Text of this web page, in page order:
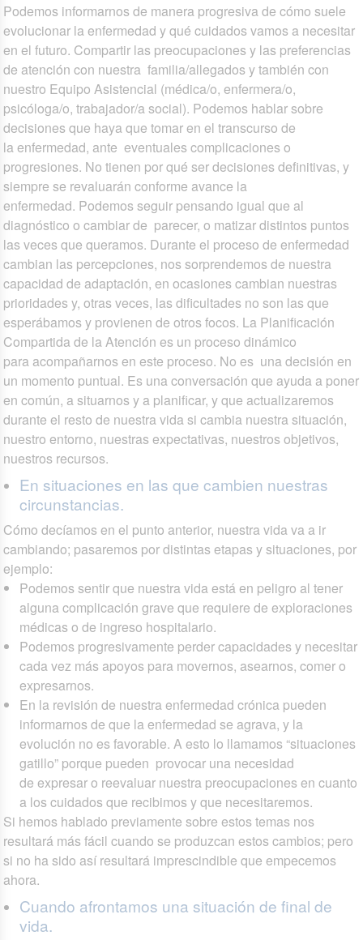
Podemos informarnos de manera progresiva de cómo suele
evolucionar la enfermedad y qué cuidados vamos a necesitar
en el futuro. Compartir las preocupaciones y las preferencias
de atención con nuestra familia/allegados y también con
nuestro Equipo Asistencial (médica/o, enfermera/o,
psicóloga/o, trabajador/a social). Podemos hablar sobre
decisiones que haya que tomar en el transcurso de
la enfermedad, ante eventuales complicaciones o
progresiones. No tienen por qué ser decisiones definitivas, y
siempre se revaluarán conforme avance la
enfermedad. Podemos seguir pensando igual que al
diagnóstico o cambiar de parecer, o matizar distintos puntos
las veces que queramos. Durante el proceso de enfermedad
cambian las percepciones, nos sorprendemos de nuestra
capacidad de adaptación, en ocasiones cambian nuestras
prioridades y, otras veces, las dificultades no son las que
esperábamos y provienen de otros focos. La Planificación
Compartida de la Atención es un proceso dinámico
para acompañarnos en este proceso. No es una decisión en
un momento puntual. Es una conversación que ayuda a poner
en común, a situarnos y a planificar, y que actualizaremos
durante el resto de nuestra vida si cambia nuestra situación,
nuestro entorno, nuestras expectativas, nuestros objetivos,
nuestros recursos.
En situaciones en las que cambien nuestras
circunstancias.
Cómo decíamos en el punto anterior, nuestra vida va a ir
cambiando; pasaremos por distintas etapas y situaciones, por
ejemplo:
Podemos sentir que nuestra vida está en peligro al tener
alguna complicación grave que requiere de exploraciones
médicas o de ingreso hospitalario.
Podemos progresivamente perder capacidades y necesitar
cada vez más apoyos para movernos, asearnos, comer o
expresarnos.
En la revisión de nuestra enfermedad crónica pueden
informarnos de que la enfermedad se agrava, y la
evolución no es favorable. A esto lo llamamos “situaciones
gatillo” porque pueden provocar una necesidad
de expresar o reevaluar nuestra preocupaciones en cuanto
a los cuidados que recibimos y que necesitaremos.
Si hemos hablado previamente sobre estos temas nos
resultará más fácil cuando se produzcan estos cambios; pero
si no ha sido así resultará imprescindible que empecemos
ahora.
Cuando afrontamos una situación de final de
vida.